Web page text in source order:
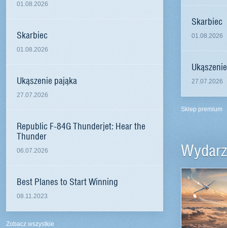
01.08.2026
Skarbiec
01.08.2026
Ukąszenie pająka
27.07.2026
Republic F-84G Thunderjet: Hear the
Thunder
06.07.2026
Best Planes to Start Winning
08.11.2023
Zobacz wszystkie
Skarbiec
01.08.2026
27.07.2026
Sklep premium